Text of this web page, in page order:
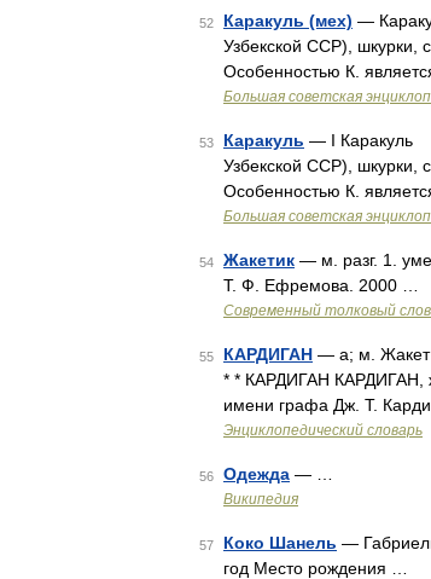
52 Каракуль (мех) —
Узбекской ССР), шкурки,
Особенностью К.
Большая советская
53 Каракуль — I Каракуль
Узбекской ССР), шкурки,
Особенностью К.
Большая советская
54 Жакетик — м. разг. 1.
Т. Ф. Ефремова. 2000 …
Современный толковый
55 КАРДИГАН — а; м. Жакет
* * КАРДИГАН КАРДИГАН,
имени графа Дж. Т.
Энциклопедический словарь
56 Одежда — …
Википедия
57 Коко Шанель —
год Место рождения …